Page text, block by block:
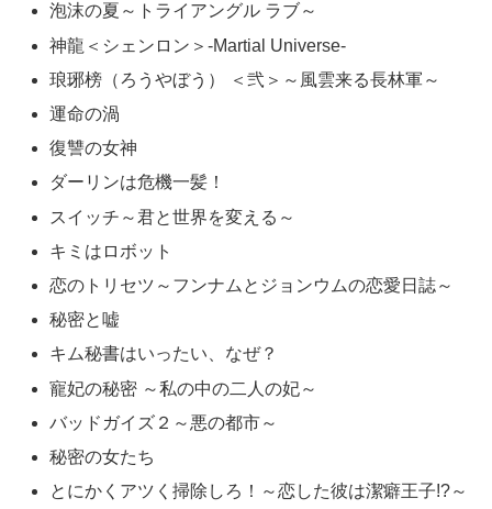
泡沫の夏～トライアングル ラブ～
神龍＜シェンロン＞-Martial Universe-
琅琊榜（ろうやぼう） ＜弐＞～風雲来る長林軍～
運命の渦
復讐の女神
ダーリンは危機一髪！
スイッチ～君と世界を変える～
キミはロボット
恋のトリセツ～フンナムとジョンウムの恋愛日誌～
秘密と嘘
キム秘書はいったい、なぜ？
寵妃の秘密 ～私の中の二人の妃～
バッドガイズ２～悪の都市～
秘密の女たち
とにかくアツく掃除しろ！～恋した彼は潔癖王子!?～